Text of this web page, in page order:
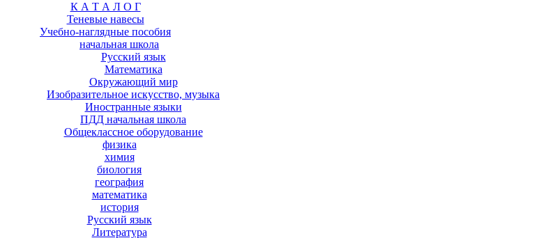
К А Т А Л О Г
Теневые навесы
Учебно-наглядные пособия
начальная школа
Русский язык
Математика
Окружающий мир
Изобразительное искусство, музыка
Иностранные языки
ПДД начальная школа
Общеклассное оборудование
физика
химия
биология
география
математика
история
Русский язык
Литература